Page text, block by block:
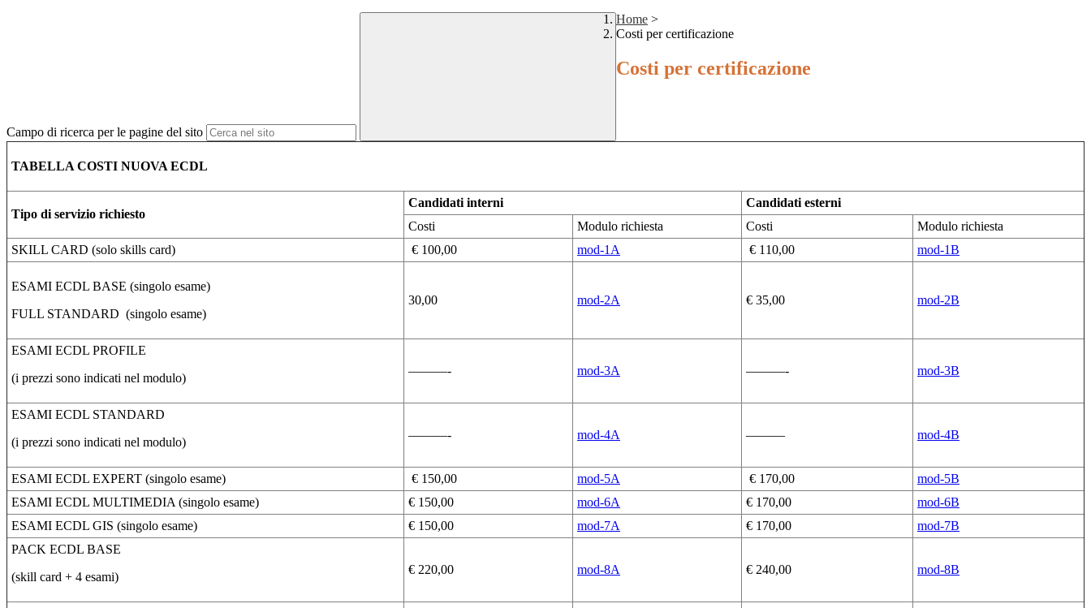
Campo di ricerca per le pagine del sito
Home >
Costi per certificazione
Costi per certificazione
TABELLA COSTI NUOVA ECDL
Tipo di servizio richiesto
Candidati interni
Candidati esterni
Costi
Modulo richiesta Costi
Modulo richiesta
SKILL CARD (solo skills card)
€ 100,00 mod-1A € 110,00 mod-1B
ESAMI ECDL BASE (singolo esame)
FULL STANDARD (singolo esame)
30,00 mod-2A € 35,00 mod-2B
ESAMI ECDL PROFILE
(i prezzi sono indicati nel modulo)
———- mod-3A ———- mod-3B
ESAMI ECDL STANDARD
(i prezzi sono indicati nel modulo)
———- mod-4A ——— mod-4B
ESAMI ECDL EXPERT (singolo esame) € 150,00 mod-5A € 170,00
mod-5B
ESAMI ECDL MULTIMEDIA (singolo esame)
€ 150,00 mod-6A € 170,00
mod-6B
ESAMI ECDL GIS (singolo esame)
€ 150,00 mod-7A € 170,00
mod-7B
PACK ECDL BASE
(skill card + 4 esami)
€ 220,00 mod-8A € 240,00 mod-8B